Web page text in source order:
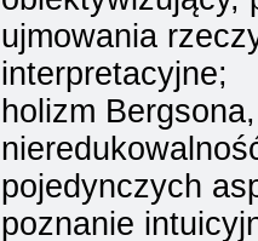
ujmowania
interpretacyjne;
holizm
pojedynczych
poznanie